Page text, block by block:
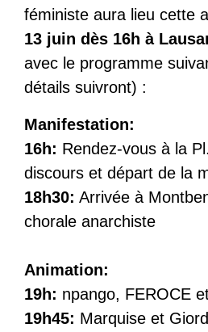
féministe aura lieu cette
13 juin dès 16h à
avec le programme
détails suivront) :
Manifestation:
16h: Rendez-vous à la
discours et départ de la
18h30: Arrivée à
chorale anarchiste
Animation:
19h: npango, FEROCE
19h45: Marquise et